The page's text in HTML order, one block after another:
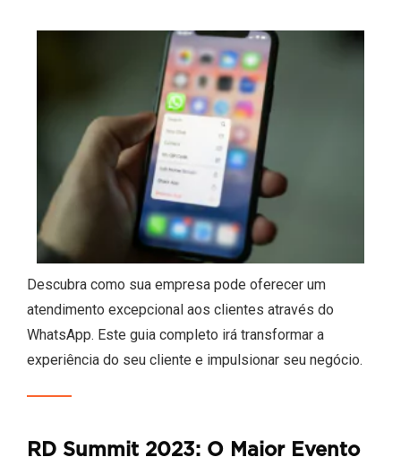
Descubra como sua empresa pode oferecer um
atendimento excepcional aos clientes através do
WhatsApp. Este guia completo irá transformar a
experiência do seu cliente e impulsionar seu negócio.
RD Summit 2023: O Maior Evento